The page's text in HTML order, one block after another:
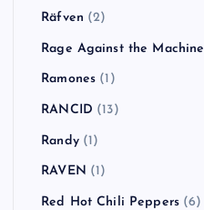
Räfven (2)
Rage Against the Machine
Ramones (1)
RANCID (13)
Randy(1)
RAVEN (1)
Red Hot Chili Peppers (6)